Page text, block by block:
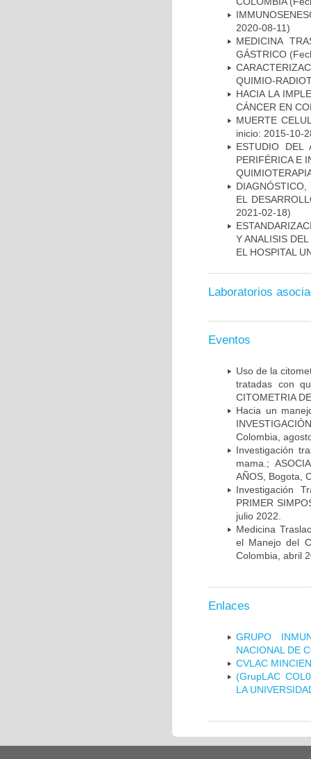
2020-08-11)
MEDICINA
GÁSTRICO
QUIMIO-
HACIA LA
CÁNCER EN
MUERTE
inicio: 2015-10-
ESTUDIO DEL
PERIFÉRICA E
EL
2021-02-18)
Y ANALISIS
EL HOSPITAL
Laboratorios
Eventos
Uso de la
tratadas con
CITOMETRIA
Hacia un
Colombia,
Investigación
mama.;
AÑOS, Bogota,
Investigación
PRIMER
julio 2022.
Medicina
el Manejo del
Colombia, abril
Enlaces
GRUPO
NACIONAL DE
CVLAC
(GrupLAC
LA